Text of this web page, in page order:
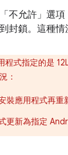
不允許」 選項
封鎖。這種
程式指定的是
：
裝應用程式再重
更新為指定